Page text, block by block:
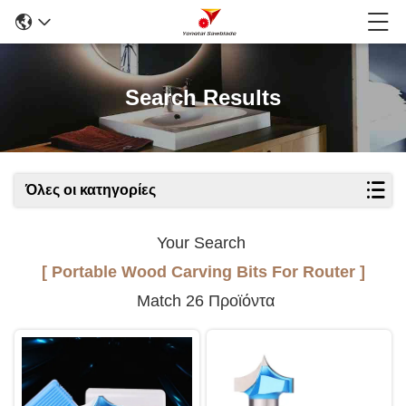
Search Results
Όλες οι κατηγορίες
Your Search
[ Portable Wood Carving Bits For Router ]
Match 26 Προϊόντα